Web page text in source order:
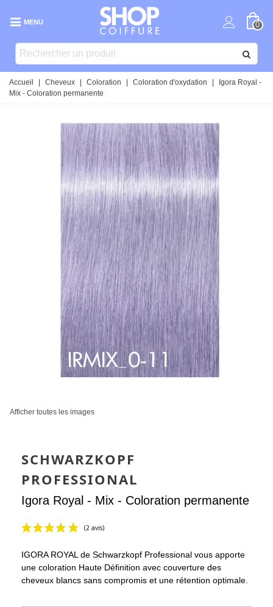
MENU 0
Accueil Cheveux Coloration Coloration d'oxydation
Igora Royal -
Mix - Coloration permanente
Afficher toutes les images
SCHWARZKOPF
PROFESSIONAL
Igora Royal - Mix - Coloration permanente
IGORA ROYAL de Schwarzkopf Professional vous apporte
une coloration Haute Définition avec couverture des
cheveux blancs sans compromis et une rétention optimale.